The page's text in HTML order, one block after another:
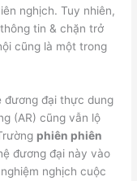
nghịch. Tuy nhiên,
tin & chặn trở
cũng là một trong
đương đại thực dung
(AR) cũng vẫn lộ
phiên phiên
đương đại này vào
nghịch cuộc